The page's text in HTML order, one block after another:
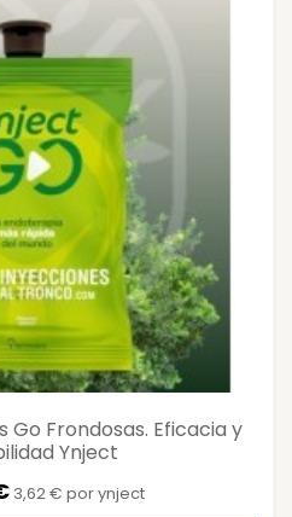
Go Frondosas. Eficacia y
Ynject
3,62 € por ynject